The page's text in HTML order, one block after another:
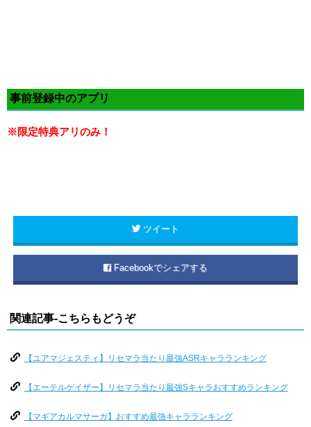
事前登録中のアプリ
※限定特典アリのみ！
ツイート
Facebookでシェアする
関連記事-こちらもどうぞ
【ユアマジェスティ】リセマラ当たり最強ASRキャラランキング
【エーテルゲイザー】リセマラ当たり最強Sキャラおすすめランキング
【マギアカルマサーガ】おすすめ最強キャラランキング